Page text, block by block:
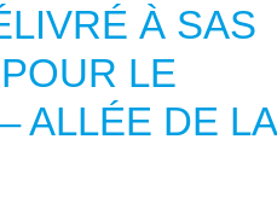
À SAS
LE
ALLÉE DE LA